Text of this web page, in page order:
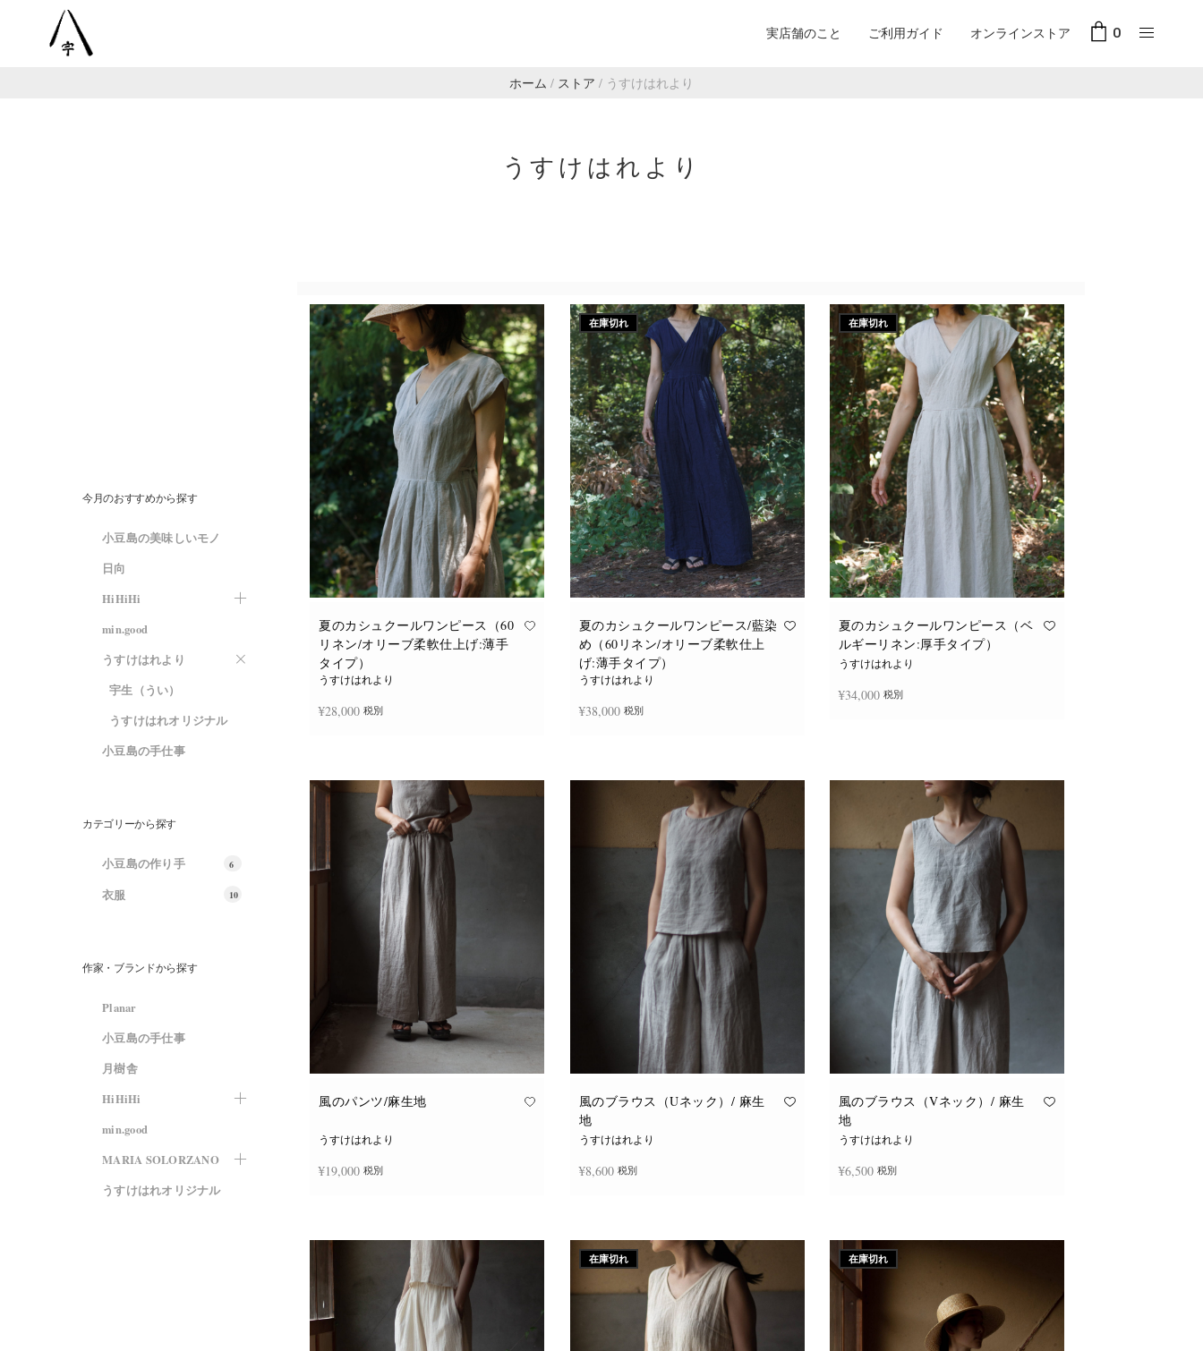
実店舗のこと ご利用ガイド オンラインストア 0
ホーム / ストア / うすけはれより
うすけはれより
今月のおすすめから探す
小豆島の美味しいモノ
日向
HiHiHi
min.good
うすけはれより
宇生（うい）
うすけはれオリジナル
小豆島の手仕事
カテゴリーから探す
小豆島の作り手 6
衣服 10
作家・ブランドから探す
Planar
小豆島の手仕事
月樹舎
HiHiHi
min.good
MARIA SOLORZANO
うすけはれオリジナル
夏のカシュクールワンピース（60
リネン/オリーブ柔軟仕上げ:薄手
タイプ）
うすけはれより
¥28,000 税別
在庫切れ
夏のカシュクールワンピース/藍染
め（60リネン/オリーブ柔軟仕上
げ:薄手タイプ）
うすけはれより
¥38,000 税別
在庫切れ
夏のカシュクールワンピース（ベ
ルギーリネン:厚手タイプ）
うすけはれより
¥34,000 税別
風のパンツ/麻生地
うすけはれより
¥19,000 税別
風のブラウス（Uネック）/ 麻生
地
うすけはれより
¥8,600 税別
品
に
は
複
数
の
バ
リ
エ
風のブラウス（Vネック）/ 麻生
地
うすけはれより
¥6,500 税別
バ
リ
エ
在庫切れ 在庫切れ